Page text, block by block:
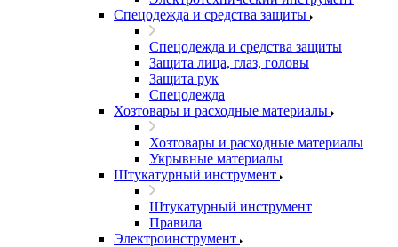
Спецодежда и средства защиты
Спецодежда и средства защиты
Защита лица, глаз, головы
Защита рук
Спецодежда
Хозтовары и расходные материалы
Хозтовары и расходные материалы
Укрывные материалы
Штукатурный инструмент
Штукатурный инструмент
Правила
Электроинструмент